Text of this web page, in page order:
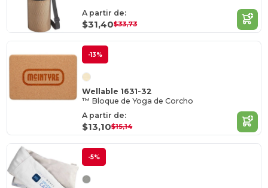
A partir de:
$31,40$33,73
-13%
Wellable 1631-32
™ Bloque de Yoga de Corcho
A partir de:
$13,10$15,14
-5%